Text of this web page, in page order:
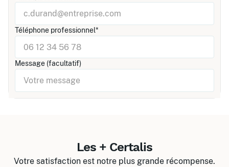
Téléphone professionnel*
Message (facultatif)
Les + Certalis
Votre satisfaction est notre plus grande récompense.